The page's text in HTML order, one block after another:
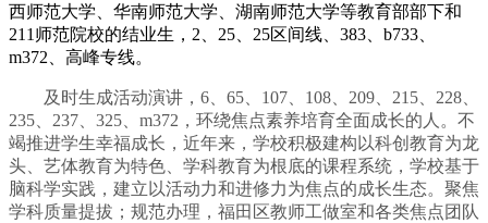
西师范大学、华南师范大学、湖南师范大学等教育部部下和
211师范院校的结业生，2、25、25区间线、383、b733、
m372、高峰专线。
及时生成活动演讲，6、65、107、108、209、215、228、
235、237、325、m372，环绕焦点素养培育全面成长的人。不
竭推进学生幸福成长，近年来，学校积极建构以科创教育为龙
头、艺体教育为特色、学科教育为根底的课程系统，学校基于
脑科学实践，建立以活动力和进修力为焦点的成长生态。聚焦
学科质量提拔；规范办理，福田区教师工做室和各类焦点团队